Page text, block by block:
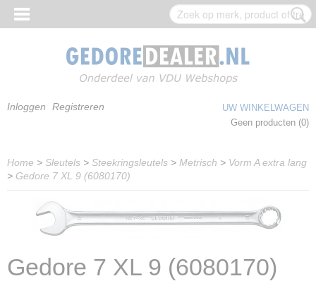
Inloggen Registreren
UW WINKELWAGEN
Geen producten (0)
Home > Sleutels > Steekringsleutels > Metrisch > Vorm A extra lang
> Gedore 7 XL 9 (6080170)
Gedore 7 XL 9 (6080170)